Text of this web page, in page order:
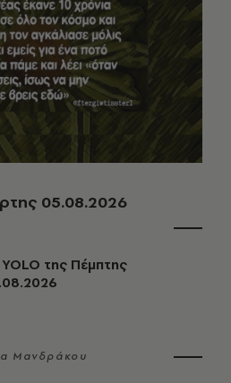
05.08.2026
της Πέμπτης
Μανδράκου